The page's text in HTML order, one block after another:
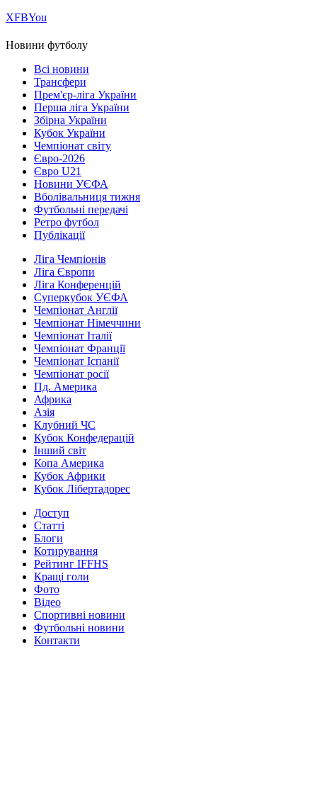
ХFBYou
Новини футболу
Всі новини
Трансфери
Прем'єр-ліга України
Перша ліга України
Збірна України
Кубок України
Чемпіонат світу
Євро-2026
Євро U21
Новини УЄФА
Вболівальниця тижня
Футбольні передачі
Ретро футбол
Публікації
Ліга Чемпіонів
Ліга Європи
Ліга Конференцій
Суперкубок УЄФА
Чемпіонат Англії
Чемпіонат Німеччини
Чемпіонат Італії
Чемпіонат Франції
Чемпіонат Іспанії
Чемпіонат росії
Пд. Америка
Африка
Азія
Клубний ЧС
Кубок Конфедерацій
Інший світ
Копа Америка
Кубок Африки
Кубок Лібертадорес
Доступ
Статті
Блоги
Котирування
Рейтинг IFFHS
Кращі голи
Фото
Відео
Спортивні новини
Футбольні новини
Контакти